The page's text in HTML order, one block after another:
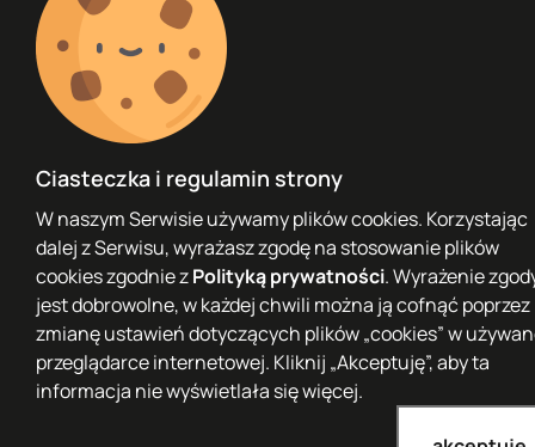
Ciasteczka i regulamin strony
W naszym Serwisie używamy plików cookies. Korzystając
dalej z Serwisu, wyrażasz zgodę na stosowanie plików
cookies zgodnie zPolityką prywatności. Wyrażenie
jest dobrowolne, w każdej chwili można ją cofnąć poprzez
zmianę ustawień dotyczących plików „cookies” w
przeglądarce internetowej. Kliknij „Akceptuję”, aby ta
informacja nie wyświetlała się więcej.